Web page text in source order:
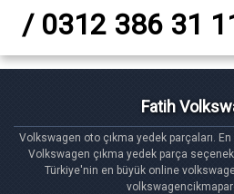
/ 0312 386 31
Fatih
Volkswagen oto çıkma yedek parçaları.
Volkswagen çıkma yedek parça
Türkiye'nin en büyük online